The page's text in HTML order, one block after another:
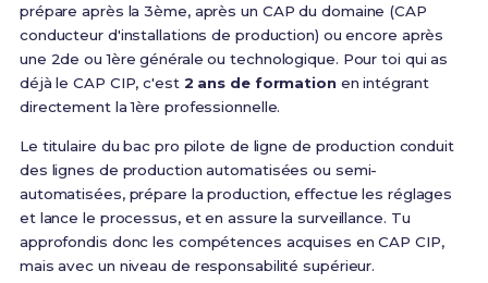
prépare après la 3ème, après un CAP du domaine (CAP
conducteur d'installations de production) ou encore après
une 2de ou 1ère générale ou technologique. Pour toi qui as
déjà le CAP CIP, c'est 2 ans de formationen intégrant
directement la 1ère professionnelle.
Le titulaire du bac pro pilote de ligne de production conduit
des lignes de production automatisées ou semi-
automatisées, prépare la production, effectue les réglages
et lance le processus, et en assure la surveillance. Tu
approfondis donc les compétences acquises en CAP CIP,
mais avec un niveau de responsabilité supérieur.